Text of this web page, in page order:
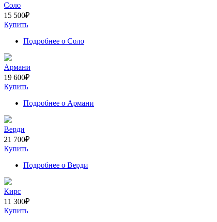
Соло
15 500₽
Купить
Подробнее о Соло
Армани
19 600₽
Купить
Подробнее о Армани
Верди
21 700₽
Купить
Подробнее о Верди
Кирс
11 300₽
Купить